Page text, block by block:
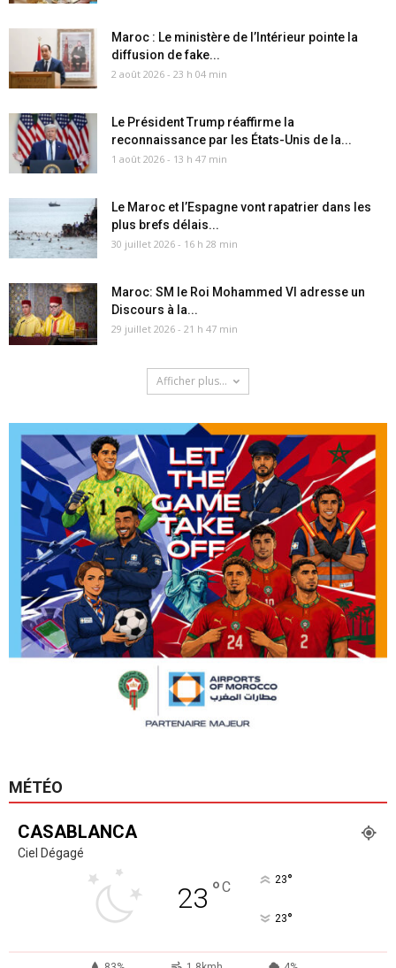
Maroc : Le ministère de l’Intérieur pointe la
diffusion de fake...
2 août 2026 - 23 h 04 min
Le Président Trump réaffirme la
reconnaissance par les États-Unis de la...
1 août 2026 - 13 h 47 min
Le Maroc et l’Espagne vont rapatrier dans les
plus brefs délais...
30 juillet 2026 - 16 h 28 min
Maroc: SM le Roi Mohammed VI adresse un
Discours à la...
29 juillet 2026 - 21 h 47 min
Afficher plus...
MÉTÉO
CASABLANCA
Ciel Dégagé
23 °C 23°
23°